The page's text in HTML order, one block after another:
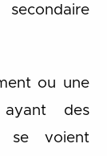
ou une
ayant des
se voient